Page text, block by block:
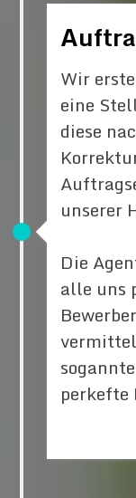
Wir
eine
diese
unserer
Die
alle uns
perkefte